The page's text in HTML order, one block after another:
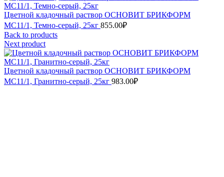
Цветной кладочный раствор ОСНОВИТ БРИКФОРМ
MC11/1, Темно-серый, 25кг 855.00₽
Back to products
Next product
Цветной кладочный раствор ОСНОВИТ БРИКФОРМ
MC11/1, Гранитно-серый, 25кг 983.00₽